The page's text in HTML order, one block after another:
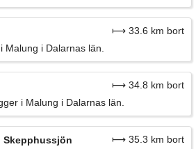
⟼ 33.6 km bort
Malung i Dalarnas län.
⟼ 34.8 km bort
i Malung i Dalarnas län.
Skepphussjön
⟼ 35.3 km bort